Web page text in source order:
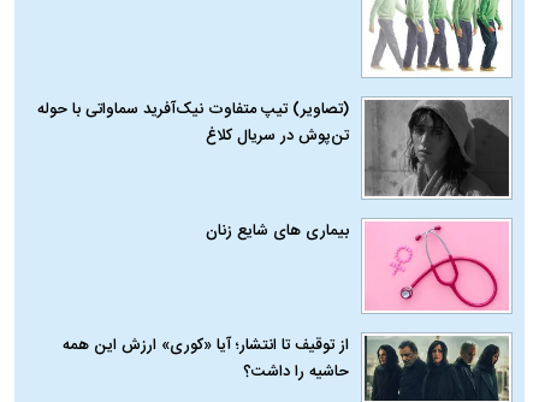
(تصاویر) تیپ متفاوت نیک‌آفرید سماواتی با حوله
تن‌پوش در سریال کلاغ
بیماری‌ های شایع زنان
از توقیف تا انتشار؛ آیا «کوری» ارزش این همه
حاشیه را داشت؟